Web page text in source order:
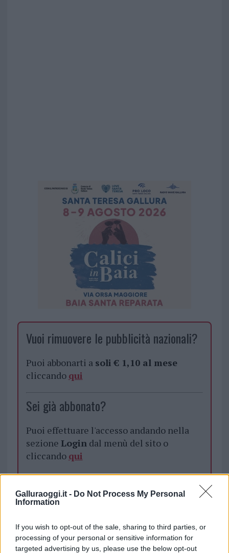
Galluraoggi.it - Do Not Process My Personal
Information
If you wish to opt-out of the sale, sharing to third parties, or
processing of your personal or sensitive information for
targeted advertising by us, please use the below opt-out
Vuoi rimuovere le pubblicità nazionali?
Puoi abbonarti a soli € 1,10 al mese
cliccando qui
Sei già abbonato?
Puoi effettuare l'accesso andando nella
sezione Logindal menù del sito o
cliccando qui
TEMI: Saverio De Michele Sindaco Olbia
Entra nel canale telegram di
GalluraOggi.it